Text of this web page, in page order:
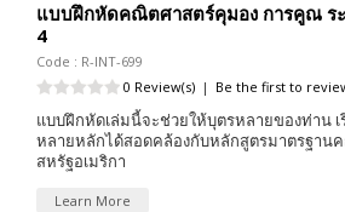
แบบฝึกหัดคณิตศาสตร์คุมอง การคูณ ร
4
Code : R-INT-699
0 Review(s) | Be the first to
แบบฝึกหัดเล่มนี้จะช่วยให้บุตรหลายของท่าน
หลายหลักได้สอดคล้องกับหลักสูตรมาตรฐาน
สหรัฐอเมริกา
Learn More